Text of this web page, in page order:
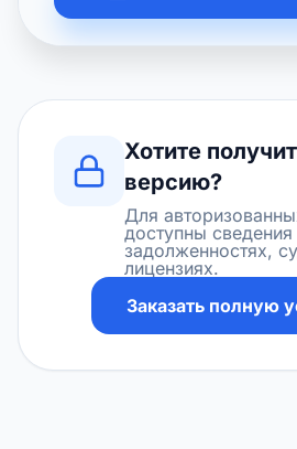
Хотите
версию?
Для
доступны
задолженностях,
лицензиях.
Заказать полную